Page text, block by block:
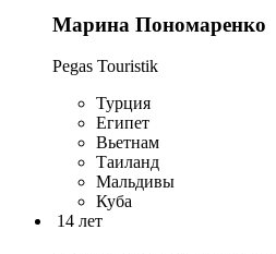
Марина Пономаренко
Pegas Touristik
Турция
Египет
Вьетнам
Таиланд
Мальдивы
Куба
14 лет